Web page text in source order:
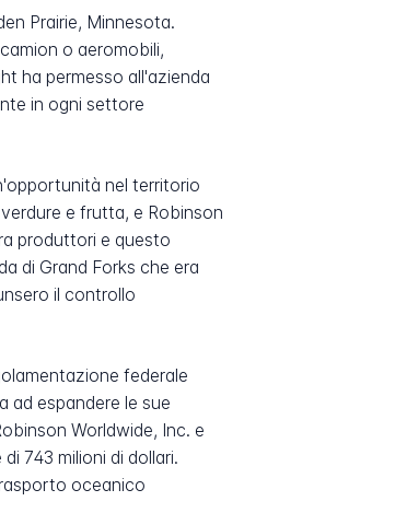
Prairie, Minnesota.
o aeromobili,
ha permesso all'azienda
in ogni settore
nel territorio
e frutta, e Robinson
produttori e questo
di Grand Forks che era
il controllo
federale
ad espandere le sue
Worldwide, Inc. e
743 milioni di dollari.
oceanico